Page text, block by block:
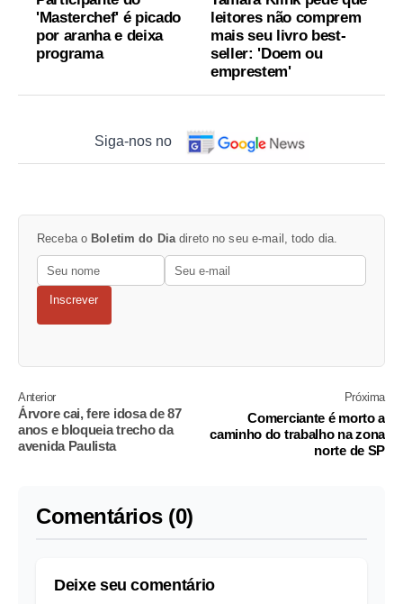
'Masterchef' é picado
por aranha e deixa
programa
leitores não comprem
mais seu livro best-
seller: 'Doem ou
emprestem'
Siga-nos no
Receba o Boletim do Dia direto no seu e-mail, todo dia.
Inscrever
Anterior
Árvore cai, fere idosa de 87
anos e bloqueia trecho da
avenida Paulista
Próxima
Comerciante é morto a
caminho do trabalho na zona
norte de SP
Comentários (0)
Deixe seu comentário